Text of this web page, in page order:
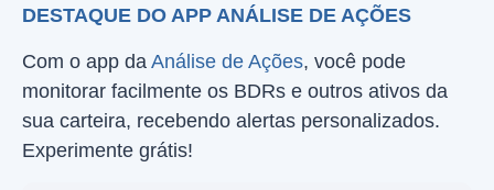
DESTAQUE DO APP ANÁLISE DE AÇÕES
Com o app da Análise de Ações, você pode
monitorar facilmente os BDRs e outros ativos da
sua carteira, recebendo alertas personalizados.
Experimente grátis!